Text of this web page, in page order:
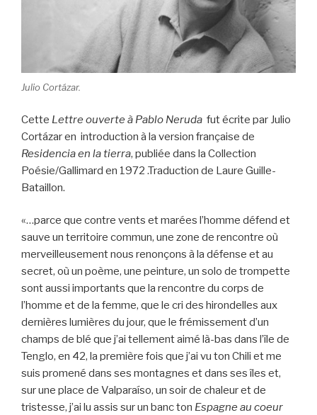
Julio Cortázar.
Cette Lettre ouverte à Pablo Neruda fut écrite par Julio
Cortázar en introduction à la version française de
Residencia en la tierra, publiée dans la Collection
Poésie/Gallimard en 1972 .Traduction de Laure Guille-
Bataillon.
«…parce que contre vents et marées l’homme défend et
sauve un territoire commun, une zone de rencontre où
merveilleusement nous renonçons à la défense et au
secret, où un poème, une peinture, un solo de trompette
sont aussi importants que la rencontre du corps de
l’homme et de la femme, que le cri des hirondelles aux
dernières lumières du jour, que le frémissement d’un
champs de blé que j’ai tellement aimé là-bas dans l’île de
Tenglo, en 42, la première fois que j’ai vu ton Chili et me
suis promené dans ses montagnes et dans ses îles et,
sur une place de Valparaíso, un soir de chaleur et de
tristesse, j’ai lu assis sur un banc ton Espagne au coeur